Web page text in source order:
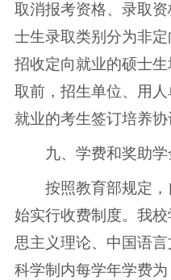
取消报考资格、录取
士生录取类别分为非定
招收定向就业的硕士
取前，招生单位、用
就业的考生签订培养协
九、学费和奖助学
按照教育部规定，
始实行收费制度。我
思主义理论、中国语
科学制内每学年学费